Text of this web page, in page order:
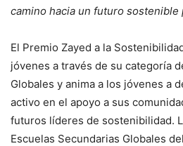
camino hacia un futuro sostenible
El Premio Zayed a la
jóvenes a través de su categoría
Globales y anima a los jóvenes a
activo en el apoyo a sus
futuros líderes de sostenibilidad.
Escuelas Secundarias Globales